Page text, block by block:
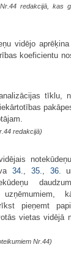
redakcijā, kas
vidējo
koeficientu
tīklu,
redakcijā)
34. 35. 36.
uzņēmumiem,
pieņemt
vietas vidējā
Nr.44)